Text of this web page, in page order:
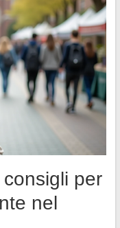
per
nel